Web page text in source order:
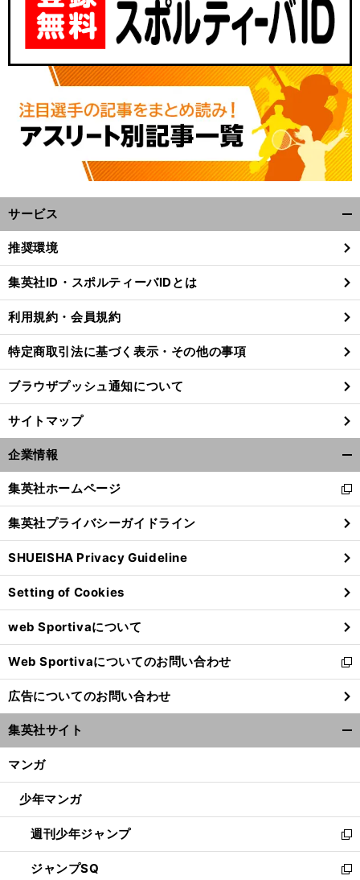
サービス
閉
る
推奨環境
集英社ID・スポルティーバIDとは
利用規約・会員規約
特定商取引法に基づく表示・その他の事項
ブラウザプッシュ通知について
サイトマップ
企業情報
閉
る
集英社ホームページ
新
し
い
ウ
ィ
ン
ド
ウ
で
開
く
集英社プライバシーガイドライン
SHUEISHA Privacy Guideline
Setting of Cookies
web Sportivaについて
Web Sportivaについてのお問い合わせ
新
し
い
ウ
ィ
ン
ウ
開
く
広告についてのお問い合わせ
集英社サイト
マンガ
少年マンガ
週刊少年ジャンプ
新
し
い
ジャンプSQ
新